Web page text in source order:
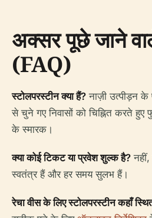
अक्सर पूछे जाने
(FAQ)
स्टोलपरस्टीन क्या हैं? नाज़ी उत्पीड़न
से चुने गए निवासों को चिह्नित करते हुए
के स्मारक।
क्या कोई टिकट या प्रवेश शुल्क है?
स्वतंत्र हैं और हर समय सुलभ हैं।
रेचा वीस के लिए स्टोलपरस्टीन कहाँ